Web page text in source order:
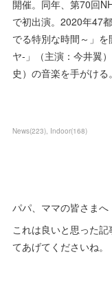
開催。同年、第70回
で初出演。2020年47
でる特別な時間～」
ヤ-」（主演：今井翼
史）の音楽を手がける。
News(223) Indoor(168)
パパ、ママの皆さまへ
これは良いと思った
てあげてくださいね。